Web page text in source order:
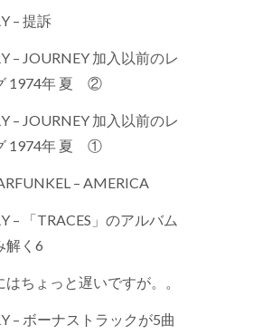
– 提訴
– JOURNEY 加入以前のレ
1974年 夏 ②
– JOURNEY 加入以前のレ
1974年 夏 ①
– AMERICA
– 「TRACES」のアルバム
解く6
ちょっと遅いですが。。
– ボーナストラックが5曲